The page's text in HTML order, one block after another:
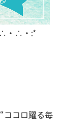
∴・:*
ココロ躍る毎